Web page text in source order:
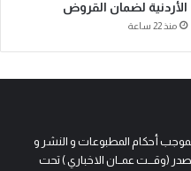
الأردنية لضمان القروض
منذ 22 ساعة
أحكام المطبوعات و النشر و
(وقـــت عمــان الاخباري ) تحت